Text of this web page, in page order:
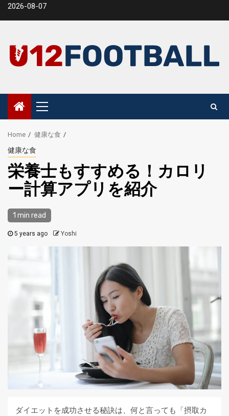
Skip2026-08-07
Primary
Menu
Home 健康な食
健康な食
栄養士もすすめる！カロリ
ー計算アプリを紹介
1 min read
5 years ago Yoshi
ダイエットを成功させる秘訣は、何と言っても「摂取カ